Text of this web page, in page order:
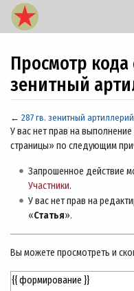
Просмотр
зенитный
← 287 гв. зенитный
Перейти к:навигация,поиск
У вас нет прав на
страницы» по следующим
Запрошенное действие
Участники.
У вас нет прав на
«Статья».
Вы можете просмотреть и